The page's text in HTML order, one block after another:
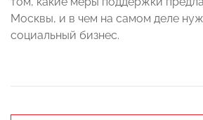
Москвы, и в чем на самом деле
социальный бизнес.